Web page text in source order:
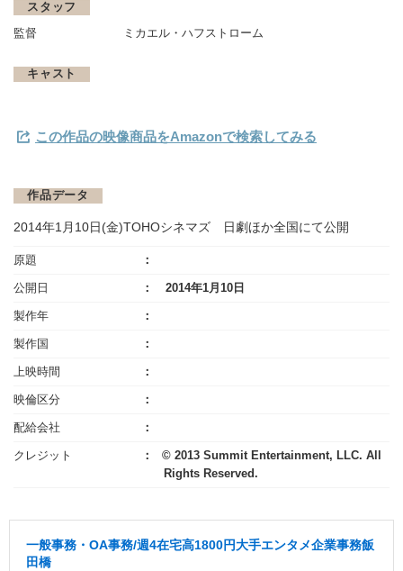
スタッフ
監督 ミカエル・ハフストローム
キャスト
この作品の映像商品をAmazonで検索してみる
作品データ
2014年1月10日(金)TOHOシネマズ 日劇ほか全国にて公開
原題
公開日 2014年1月10日
製作年
製作国
上映時間
映倫区分
配給会社
クレジット
© 2013 Summit Entertainment, LLC. All
Rights Reserved.
一般事務・OA事務/週4在宅高1800円大手エンタメ企業事務飯
田橋